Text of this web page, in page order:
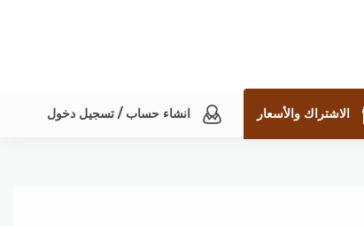
الاشتراك والأسعار انشاء حساب / تسجيل دخول